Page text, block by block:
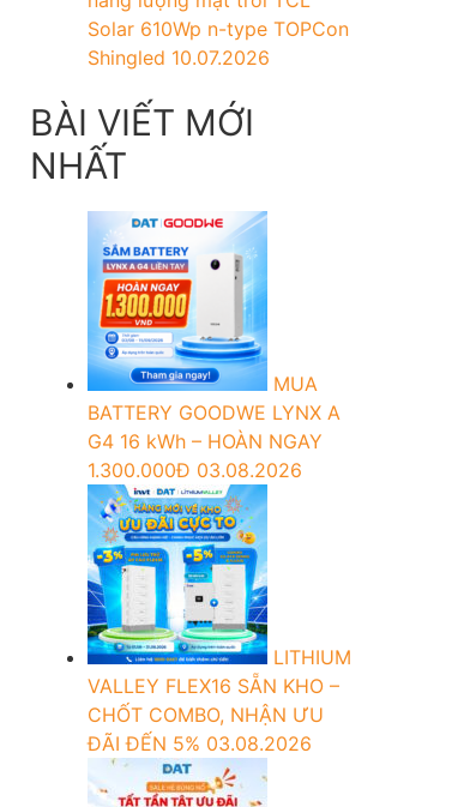
Solar 610Wp n-type TOPCon
Shingled 10.07.2026
BÀI VIẾT MỚI
NHẤT
MUA
BATTERY GOODWE LYNX A
G4 16 kWh – HOÀN NGAY
1.300.000Đ 03.08.2026
LITHIUM
VALLEY FLEX16 SẴN KHO –
CHỐT COMBO, NHẬN ƯU
ĐÃI ĐẾN 5% 03.08.2026